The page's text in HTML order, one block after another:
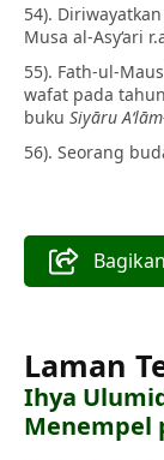
54).
Musa al-Asy‘ari
55). Fath-ul-
wafat pada
buku Siyāru
56). Seorang
Laman
Ihya
Menempel